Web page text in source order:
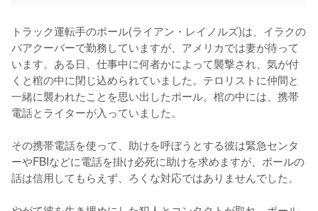
トラック運転手のポール(ライアン・レイノルズ)は、イラクの
バアクーバーで勤務していますが、アメリカでは妻が待って
います。ある日、仕事中に何者かによって襲撃され、気が付
くと棺の中に閉じ込められていました。テロリストに仲間と
一緒に襲われたことを思い出したポール。棺の中には、携帯
電話とライターが入っていました。
その携帯電話を使って、助けを呼ぼうとする彼は緊急センタ
ーやFBIなどに電話を掛け必死に助けを求めますが、ポールの
話は信用してもらえず、ろくな対応ではありませんでした。